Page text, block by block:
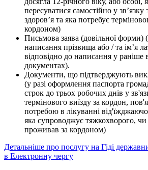
пересуватися самостійно у
здоров’я та яка потребує
кордоном)
Письмова заява (довільної форми)
написання прізвища або / та ім’я
відповідно до написання у раніше
документах).
Документи, що підтверджують
(у разі оформлення паспорта
строк до трьох робочих днів у
термінового виїзду за кордон,
потребою в лікуванні
яка супроводжує тяжкохворого,
проживав за кордоном)
Детальніше про послугу на Гіді
в Електронну чергу